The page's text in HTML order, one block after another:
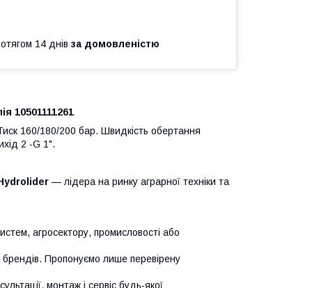
14 днів за домовленістю
10501111261
160/180/200 бар. Швидкість обертання
2 -G 1".
— лідера на ринку аграрної техніки та
агросектору, промисловості або
Пропонуємо лише перевірену
монтаж і сервіс будь-якої